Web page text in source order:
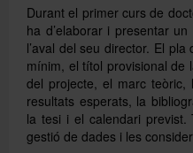
Durant el primer curs de
ha d’elaborar i presentar
l’aval del seu director. El
mínim, el títol provisional de
del projecte, el marc teòric,
resultats esperats, la
la tesi i el calendari previst.
gestió de dades i les